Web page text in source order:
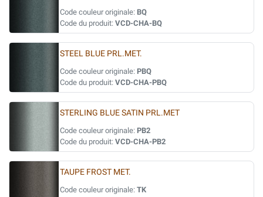
Code couleur originale: BQ
Code du produit: VCD-CHA-BQ
STEEL BLUE PRL.MET.
Code couleur originale: PBQ
Code du produit: VCD-CHA-PBQ
STERLING BLUE SATIN PRL.MET
Code couleur originale: PB2
Code du produit: VCD-CHA-PB2
TAUPE FROST MET.
Code couleur originale: TK